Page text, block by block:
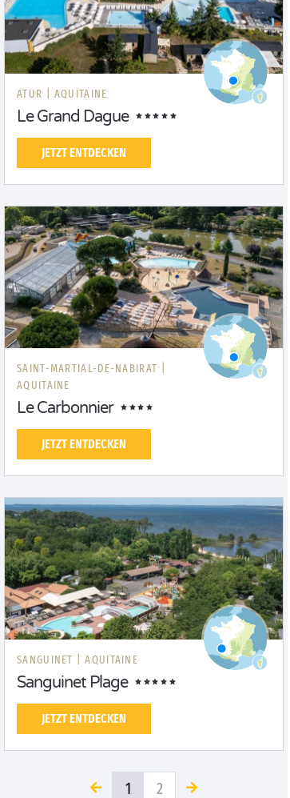
ATUR | AQUITAINE
Le Grand Dague
JETZT ENTDECKEN
SAINT-MARTIAL-DE-NABIRAT |
AQUITAINE
Le Carbonnier
JETZT ENTDECKEN
SANGUINET | AQUITAINE
Sanguinet Plage
JETZT ENTDECKEN
1 2